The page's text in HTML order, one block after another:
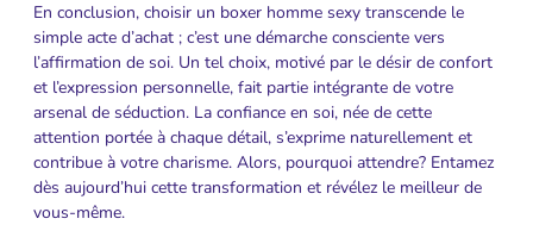
En conclusion, choisir un boxer homme sexy transcende le
simple acte d’achat ; c’est une démarche consciente vers
l’affirmation de soi. Un tel choix, motivé par le désir de confort
et l’expression personnelle, fait partie intégrante de votre
arsenal de séduction. La confiance en soi, née de cette
attention portée à chaque détail, s’exprime naturellement et
contribue à votre charisme. Alors, pourquoi attendre? Entamez
dès aujourd’hui cette transformation et révélez le meilleur de
vous-même.